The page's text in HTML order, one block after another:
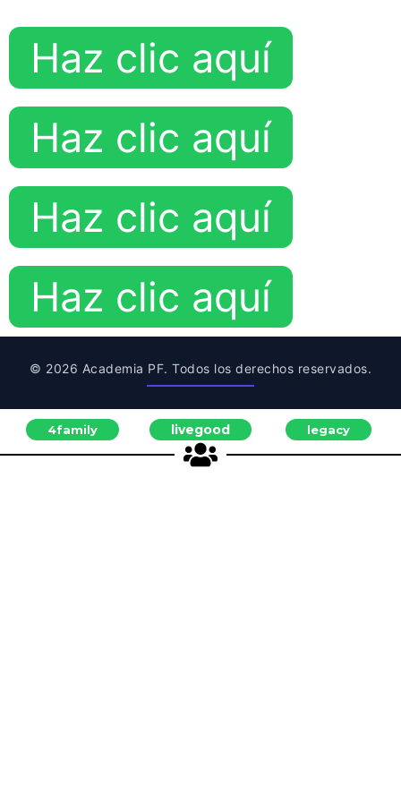
Haz clic aquí
Haz clic aquí
Haz clic aquí
Haz clic aquí
© 2026 Academia PF. Todos los derechos reservados.
4family livegood legacy